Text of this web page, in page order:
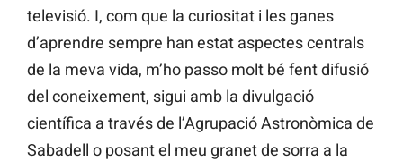
televisió. I, com que la curiositat i les ganes
d’aprendre sempre han estat aspectes centrals
de la meva vida, m’ho passo molt bé fent difusió
del coneixement, sigui amb la divulgació
científica a través de l’Agrupació Astronòmica de
Sabadell o posant el meu granet de sorra a la